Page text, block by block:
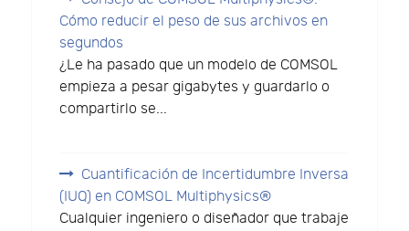
Cómo reducir el peso de sus archivos en
segundos
¿Le ha pasado que un modelo de COMSOL
empieza a pesar gigabytes y guardarlo o
compartirlo se...
Cuantificación de Incertidumbre Inversa
(IUQ) en COMSOL Multiphysics®
Cualquier ingeniero o diseñador que trabaje